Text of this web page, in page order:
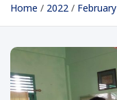
Home 2022 February